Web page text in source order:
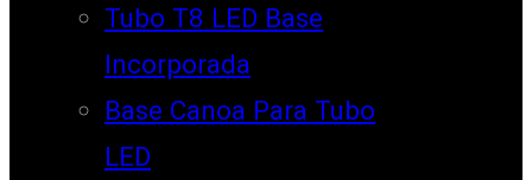
Tubo T8 LED Base
Incorporada
Base Canoa Para Tubo
LED